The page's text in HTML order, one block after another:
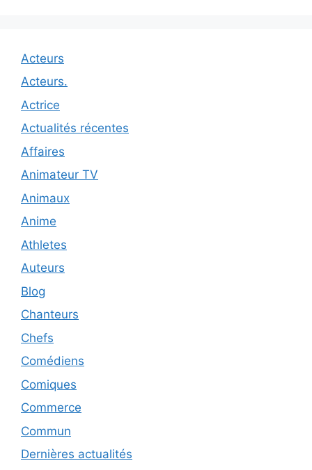
Acteurs
Acteurs.
Actrice
Actualités récentes
Affaires
Animateur TV
Animaux
Anime
Athletes
Auteurs
Blog
Chanteurs
Chefs
Comédiens
Comiques
Commerce
Commun
Dernières actualités